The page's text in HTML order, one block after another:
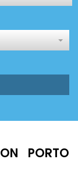
PORTO